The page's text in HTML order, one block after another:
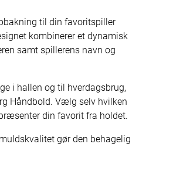
til din favoritspiller
kombinerer et dynamisk
samt spillerens navn og
i hallen og til hverdagsbrug,
Håndbold. Vælg selv hvilken
din favorit fra holdet.
gør den behagelig